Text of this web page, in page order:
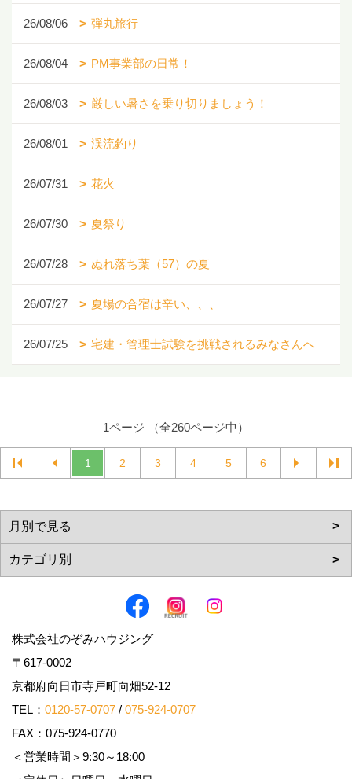
26/08/06 弾丸旅行
26/08/04 PM事業部の日常！
26/08/03 厳しい暑さを乗り切りましょう！
26/08/01 渓流釣り
26/07/31 花火
26/07/30 夏祭り
26/07/28 ぬれ落ち葉（57）の夏
26/07/27 夏場の合宿は辛い、、、
26/07/25 宅建・管理士試験を挑戦されるみなさんへ
1ページ （全260ページ中）
1 2 3 4 5 6
株式会社のぞみハウジング
〒617-0002
京都府向日市寺戸町向畑52-12
TEL： 0120-57-0707 / 075-924-0707
FAX：075-924-0770
＜営業時間＞9:30～18:00